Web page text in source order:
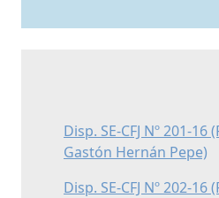
Disp. SE-CFJ Nº 201-16
Gastón Hernán Pepe)
Disp. SE-CFJ Nº 202-16